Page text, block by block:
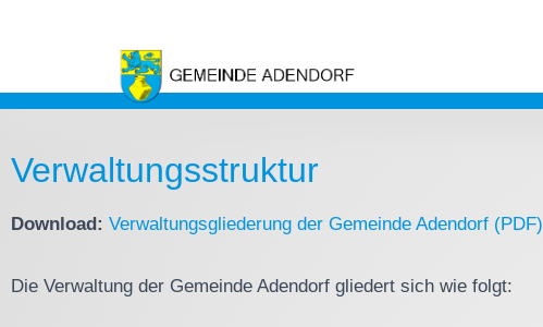
Verwaltungsstruktur
Download: Verwaltungsgliederung der Gemeinde Adendorf (PDF)
Die Verwaltung der Gemeinde Adendorf gliedert sich wie folgt: